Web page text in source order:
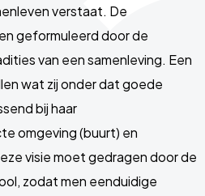
verstaat. De
geformuleerd door de
van een samenleving. Een
wat zij onder dat goede
bij haar
omgeving (buurt) en
visie moet gedragen door de
zodat men eenduidige